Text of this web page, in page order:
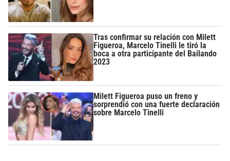
Tras confirmar su relación con Milett
Figueroa, Marcelo Tinelli le tiró la
boca a otra participante del Bailando
2023
Milett Figueroa puso un freno y
sorprendió con una fuerte declaración
sobre Marcelo Tinelli